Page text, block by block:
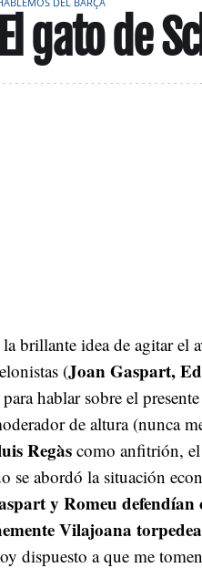
El gato de
brillante idea de agitar el
(Joan Gaspart,
hablar sobre el
de altura (nunca
Regàs como anfitrión, el
se abordó la situación
y Romeu defendían
Vilajoana
dispuesto a que me